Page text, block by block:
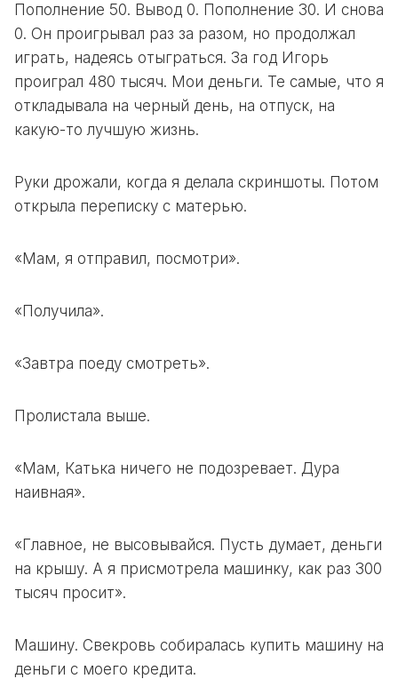
Пополнение 50. Вывод 0. Пополнение 30. И снова
0. Он проигрывал раз за разом, но продолжал
играть, надеясь отыграться. За год Игорь
проиграл 480 тысяч. Мои деньги. Те самые, что я
откладывала на черный день, на отпуск, на
какую-то лучшую жизнь.
Руки дрожали, когда я делала скриншоты. Потом
открыла переписку с матерью.
«Мам, я отправил, посмотри».
«Получила».
«Завтра поеду смотреть».
Пролистала выше.
«Мам, Катька ничего не подозревает. Дура
наивная».
«Главное, не высовывайся. Пусть думает, деньги
на крышу. А я присмотрела машинку, как раз 300
тысяч просит».
Машину. Свекровь собиралась купить машину на
деньги с моего кредита.